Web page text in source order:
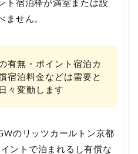
せん。
有無・ポイント宿泊カ
宿泊料金などは需要と
々変動します
のリッツカールトン京都
ントで泊まれるし有償な